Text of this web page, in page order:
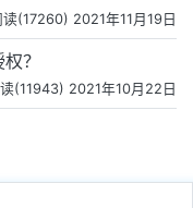
读(17260) 2021年11月19日
？
(11943) 2021年10月22日